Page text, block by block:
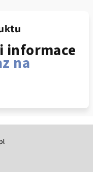
informace
na